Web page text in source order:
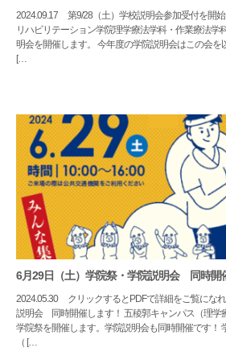
2024.09.17
第9/28（土）学校説明会参加受付を開
リハビリテーション学院理学療法学科・作業療法学
明会を開催します。 今年度の学院説明会はこの会を
[…
6月29日（土）学院祭・学院説明会 同時開
2024.05.30
クリックするとPDFで詳細をご覧にな
説明会 同時開催します！ 五稜郭キャンパス（理学
学院祭を開催します。学院説明会も同時開催です！
（ […